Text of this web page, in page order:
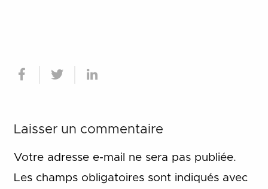
Laisser un commentaire
Votre adresse e-mail ne sera pas publiée.
Les champs obligatoires sont indiqués avec